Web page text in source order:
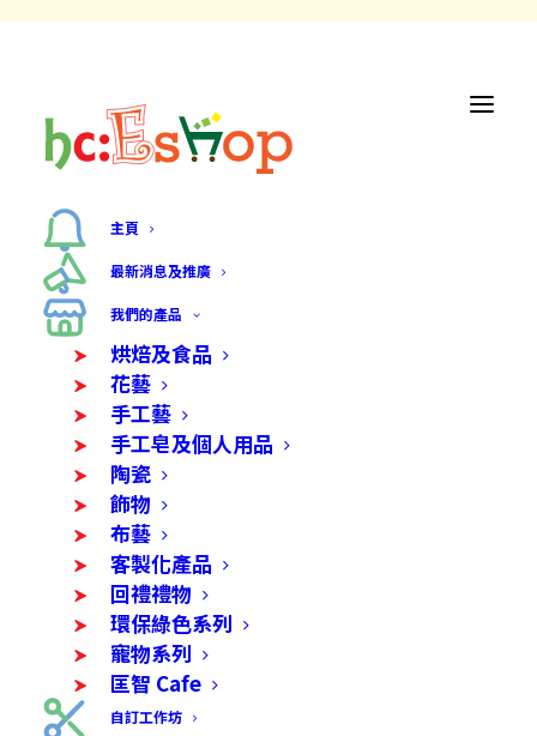
主頁
最新消息及推廣
我們的產品
烘焙及食品
花藝
手工藝
手工皂及個人用品
陶瓷
飾物
布藝
客製化產品
回禮禮物
環保綠色系列
寵物系列
匡智 Cafe
自訂工作坊